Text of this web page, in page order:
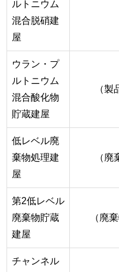
ルトニウム
混合脱硝建
屋
ウラン・プ
ルトニウム
混合酸化物
貯蔵建屋
（製
低レベル廃
棄物処理建
屋
（廃
第2低レベル
廃棄物貯蔵
建屋
（廃
チャンネル